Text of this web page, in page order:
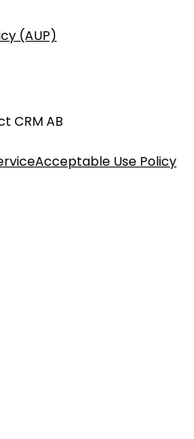
(AUP)
CRM AB
Acceptable Use Policy